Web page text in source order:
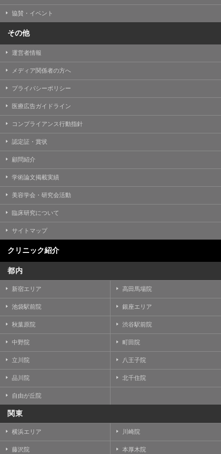
協賛・イベント
その他
運営者情報
メディア関係者の方へ
プライバシーポリシー
医療広告ガイドライン
コンプライアンス行動指針
認定証・賞状
顧問紹介
学術論文掲載実績
美容学会・研究会活動
臨床研究について
サイトマップ
クリニック紹介
都内
新宿エリア 高田馬場院
池袋駅前院 銀座エリア
秋葉原院 渋谷駅前院
中野院 町田院
立川院 八王子院
品川院 北千住院
自由が丘院
関東
横浜エリア 川崎院
藤沢院 本厚木院